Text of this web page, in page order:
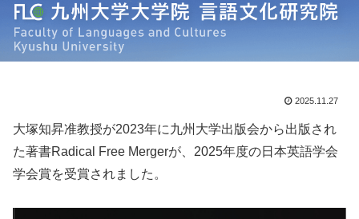
2025.11.27
大塚知昇准教授が2023年に九州大学出版会から出版され
た著書Radical Free Mergerが、2025年度の日本英語学会
学会賞を受賞されました。